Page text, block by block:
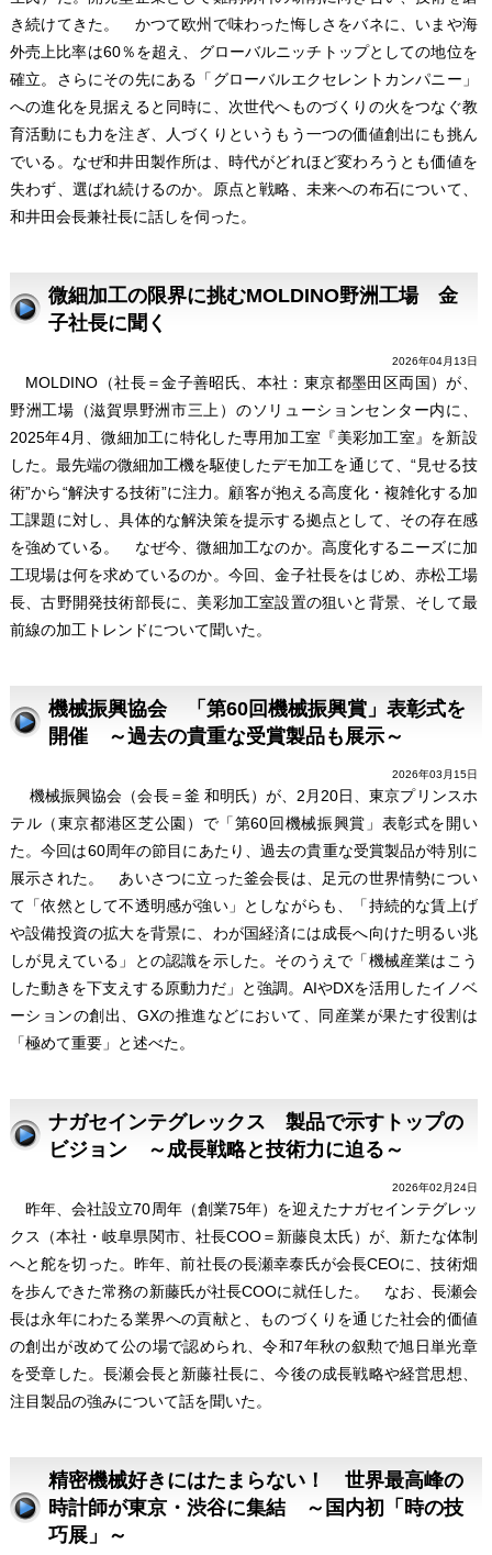
き続けてきた。 かつて欧州で味わった悔しさをバネに、いまや海
外売上比率は60％を超え、グローバルニッチトップとしての地位を
確立。さらにその先にある「グローバルエクセレントカンパニー」
への進化を見据えると同時に、次世代へものづくりの火をつなぐ教
育活動にも力を注ぎ、人づくりというもう一つの価値創出にも挑ん
でいる。なぜ和井田製作所は、時代がどれほど変わろうとも価値を
失わず、選ばれ続けるのか。原点と戦略、未来への布石について、
和井田会長兼社長に話しを伺った。
微細加工の限界に挑むMOLDINO野洲工場 金
子社長に聞く
2026年04月13日
MOLDINO（社長＝金子善昭氏、本社：東京都墨田区両国）が、
野洲工場（滋賀県野洲市三上）のソリューションセンター内に、
2025年4月、微細加工に特化した専用加工室『美彩加工室』を新設
した。最先端の微細加工機を駆使したデモ加工を通じて、“見せる技
術”から“解決する技術”に注力。顧客が抱える高度化・複雑化する加
工課題に対し、具体的な解決策を提示する拠点として、その存在感
を強めている。 なぜ今、微細加工なのか。高度化するニーズに加
工現場は何を求めているのか。今回、金子社長をはじめ、赤松工場
長、古野開発技術部長に、美彩加工室設置の狙いと背景、そして最
前線の加工トレンドについて聞いた。
機械振興協会 「第60回機械振興賞」表彰式を
開催 ～過去の貴重な受賞製品も展示～
2026年03月15日
機械振興協会（会長＝釜 和明氏）が、2月20日、東京プリンスホ
テル（東京都港区芝公園）で「第60回機械振興賞」表彰式を開い
た。今回は60周年の節目にあたり、過去の貴重な受賞製品が特別に
展示された。 あいさつに立った釜会長は、足元の世界情勢につい
て「依然として不透明感が強い」としながらも、「持続的な賃上げ
や設備投資の拡大を背景に、わが国経済には成長へ向けた明るい兆
しが見えている」との認識を示した。そのうえで「機械産業はこう
した動きを下支えする原動力だ」と強調。AIやDXを活用したイノベ
ーションの創出、GXの推進などにおいて、同産業が果たす役割は
「極めて重要」と述べた。
ナガセインテグレックス 製品で示すトップの
ビジョン ～成長戦略と技術力に迫る～
2026年02月24日
昨年、会社設立70周年（創業75年）を迎えたナガセインテグレッ
クス（本社・岐阜県関市、社長COO＝新藤良太氏）が、新たな体制
へと舵を切った。昨年、前社長の長瀬幸泰氏が会長CEOに、技術畑
を歩んできた常務の新藤氏が社長COOに就任した。 なお、長瀬会
長は永年にわたる業界への貢献と、ものづくりを通じた社会的価値
の創出が改めて公の場で認められ、令和7年秋の叙勲で旭日単光章
を受章した。長瀬会長と新藤社長に、今後の成長戦略や経営思想、
注目製品の強みについて話を聞いた。
精密機械好きにはたまらない！ 世界最高峰の
時計師が東京・渋谷に集結 ～国内初「時の技
巧展」～